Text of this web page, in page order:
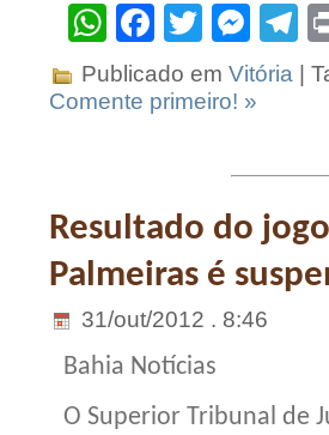
WhatsApp
Facebook
Twitter
Publicado em Vitória |
Comente primeiro! »
Resultado do
Palmeiras é
31/out/2012 . 8:46
Bahia Notícias
O Superior Tribunal de